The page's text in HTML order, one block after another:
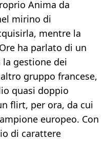
Anima da
mirino di
mentre la
ha parlato di un
gestione dei
gruppo francese,
quasi doppio
flirt, per ora, da cui
europeo. Con
di carattere